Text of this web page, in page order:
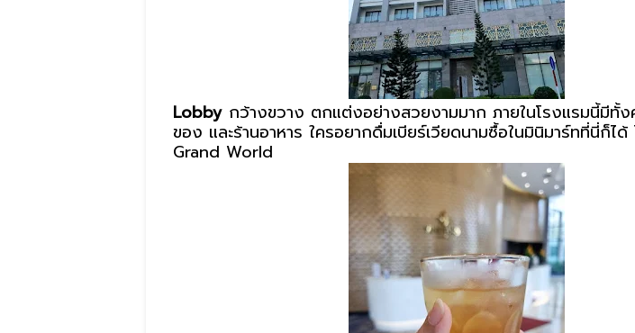
Lobby กว้างขวาง ตกแต่งอย่างสวยงามมาก ภายในโรงแรมนี้มีทั้ง
ของ และร้านอาหาร ใครอยากดื่มเบียร์เวียดนามซื้อในมินิมาร์ทที่นี่ก็ไ
Grand World